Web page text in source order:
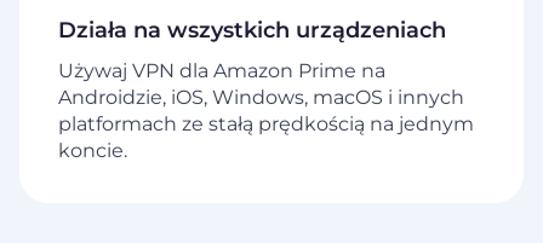
Działa na wszystkich urządzeniach
Używaj VPN dla Amazon Prime na
Androidzie, iOS, Windows, macOS i innych
platformach ze stałą prędkością na jednym
koncie.